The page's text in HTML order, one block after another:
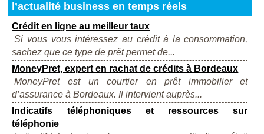
l’actualité business en temps réels
Crédit en ligne au meilleur taux
Si vous vous intéressez au crédit à la consommation,
sachez que ce type de prêt permet de...
MoneyPret, expert en rachat de crédits à Bordeaux
MoneyPret est un courtier en prêt immobilier et
d’assurance à Bordeaux. Il intervient auprès...
Indicatifs téléphoniques et ressources sur
téléphonie